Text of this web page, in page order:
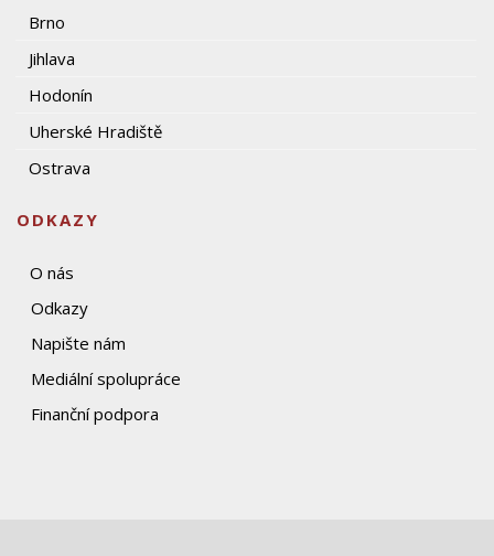
Brno
Jihlava
Hodonín
Uherské Hradiště
Ostrava
ODKAZY
O nás
Odkazy
Napište nám
Mediální spolupráce
Finanční podpora